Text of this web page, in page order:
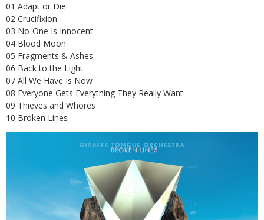
01 Adapt or Die
02 Crucifixion
03 No-One Is Innocent
04 Blood Moon
05 Fragments & Ashes
06 Back to the Light
07 All We Have Is Now
08 Everyone Gets Everything They Really Want
09 Thieves and Whores
10 Broken Lines